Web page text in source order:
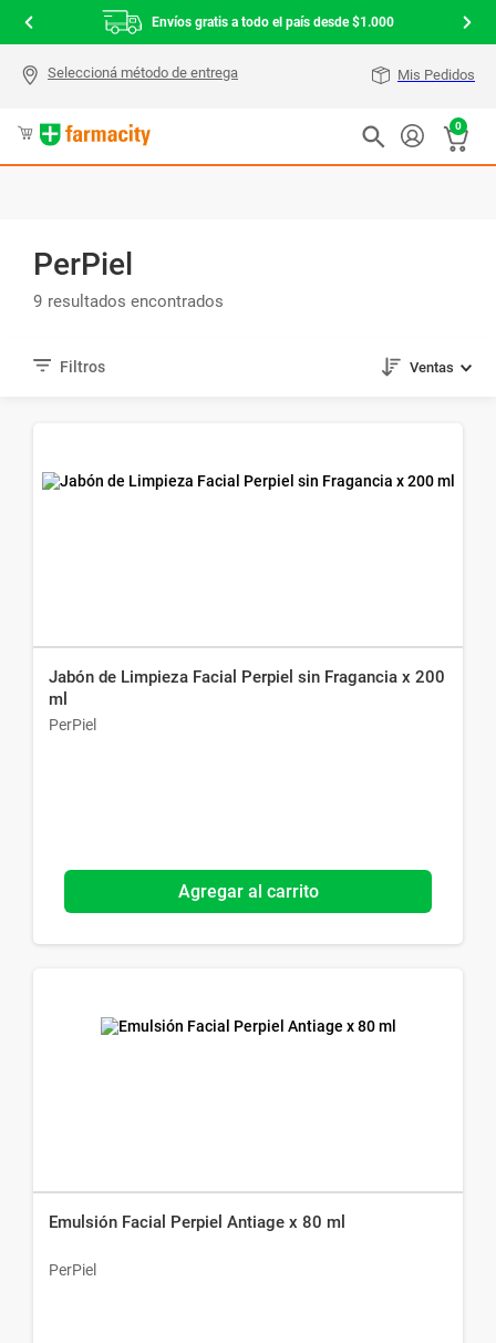
Envíos gratis a todo el país desde $1.000
Mis Pedidos
0
PerPiel
9
Ventas
Jabón de Limpieza Facial Perpiel sin Fragancia x 200
ml
PerPiel
Agregar al carrito
Emulsión Facial Perpiel Antiage x 80 ml
PerPiel